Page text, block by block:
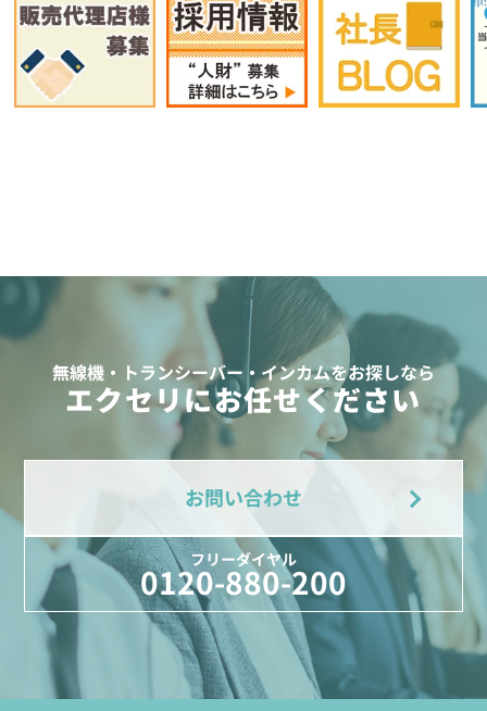
無線機・トランシーバー・インカムをお探しなら
エクセリにお任せください
お問い合わせ
フリーダイヤル
0120-880-200